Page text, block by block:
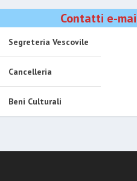
Contatti e-
Segreteria Vescovile
Cancelleria
Beni Culturali